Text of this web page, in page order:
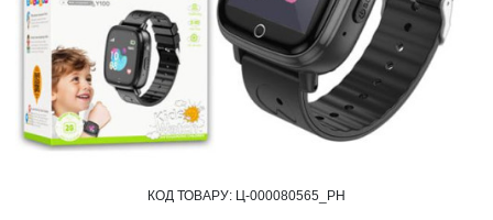
КОД ТОВАРУ: Ц-000080565_PH